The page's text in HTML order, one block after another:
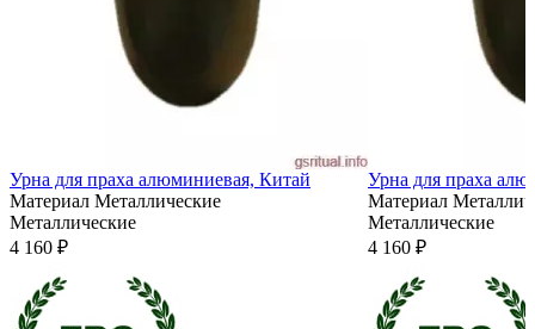
Урна для праха алюминиевая, Китай
Материал Металлические
Металлические
4 160 ₽
Урна для праха
Материал
Металлические
4 160 ₽